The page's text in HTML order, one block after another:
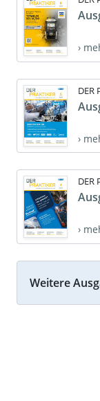
›
DER
›
DER
›
Weitere